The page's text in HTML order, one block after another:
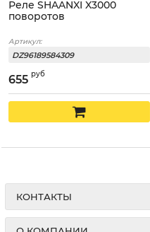
Реле SHAANXI X3000
поворотов
Артикул:
DZ96189584309
655 руб
КОНТАКТЫ